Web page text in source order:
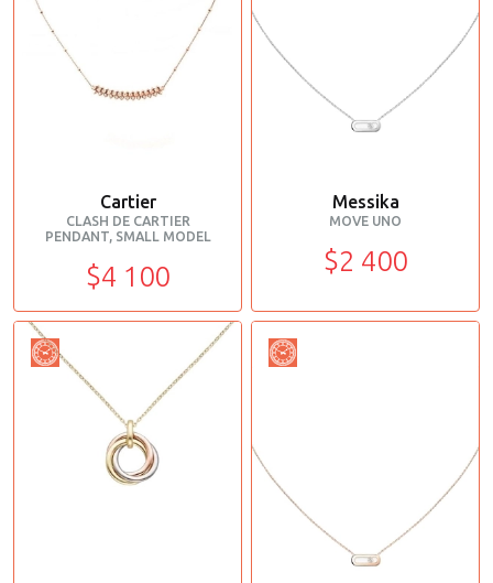
Cartier
CLASH DE CARTIER
PENDANT, SMALL MODEL
$4 100
Messika
MOVE UNO
$2 400